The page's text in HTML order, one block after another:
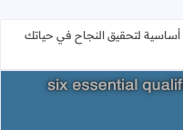
أساسية لتحقيق النجاح في حياتك